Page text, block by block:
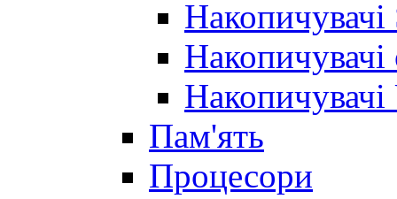
Накопичувачі
Накопичувачі
Пам'ять
Процесори